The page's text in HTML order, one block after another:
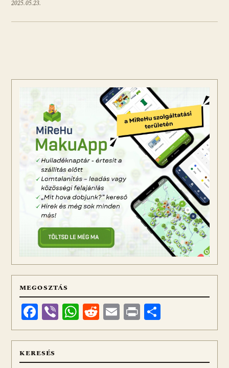
2025.05.23.
MEGOSZTÁS
Facebook
ViberWhatsApp
Reddit
Email
Print
meg
KERESÉS